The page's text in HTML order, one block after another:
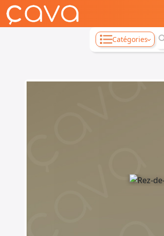
Catégories